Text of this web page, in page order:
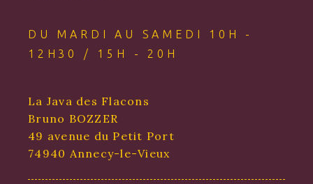
DU MARDI AU SAMEDI 10H -
12H30 / 15H - 20H
La Java des Flacons
Bruno BOZZER
49 avenue du Petit Port
74940 Annecy-le-Vieux